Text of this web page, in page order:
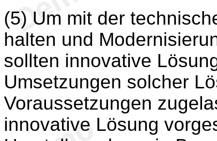
(5) Um mit der
halten und
sollten innovative
Umsetzungen solcher
Voraussetzungen
innovative Lösung